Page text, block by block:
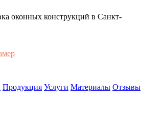
оконных конструкций в Санкт-
Продукция Услуги Материалы Отзывы